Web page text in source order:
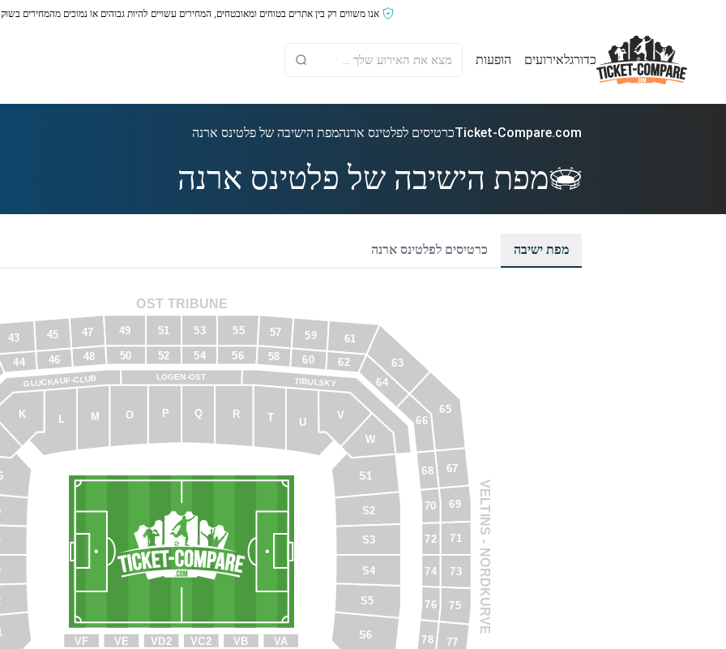
אנו משווים רק בין אתרים בטוחים ומאובטחים, המחירים עשויים להיות גבוהים או נמוכים מהמחירים
כדורגלאירועים הופעות
Ticket-Compare.comכרטיסים לפלטינס ארנהמפת הישיבה של פלטינס ארנה
מפת הישיבה של פלטינס ארנה
מפת ישיבה כרטיסים לפלטינס ארנה
K L M O P Q R T U
V
W
S1
S2
S3
S4
S5
S6
43
44
45
46
47
48
49
50
51
52
53
54
55
56
57
58
59
60
61
62
63
64
65
66
67
68
69
70
71
72
73
74
75
76
77
78
VA
VB
VC2
VD2
VE
VF
GLUCKAUF-CLUB LOGEN-OST TIBULSKY
OST TRIBUNE
VELTINS - NORDKURVE